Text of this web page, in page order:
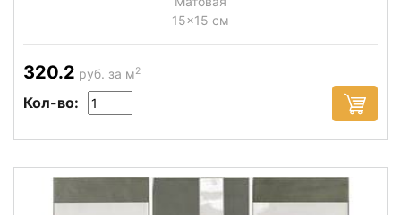
15x15 см
320.2 руб. за м2
Кол-во: